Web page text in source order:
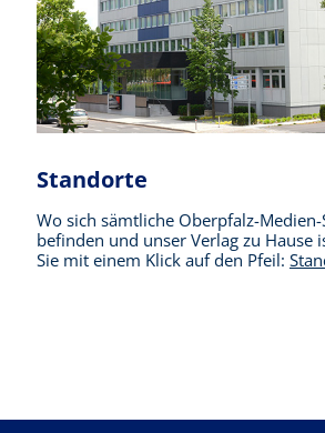
Standorte
Wo sich sämtliche Oberpfalz-
befinden und unser Verlag zu Hause
Sie mit einem Klick auf den Pfeil: